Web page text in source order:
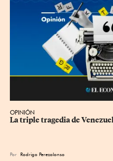
OPINIÓN
La triple tragedia de
Por Rodrigo Perezalonso